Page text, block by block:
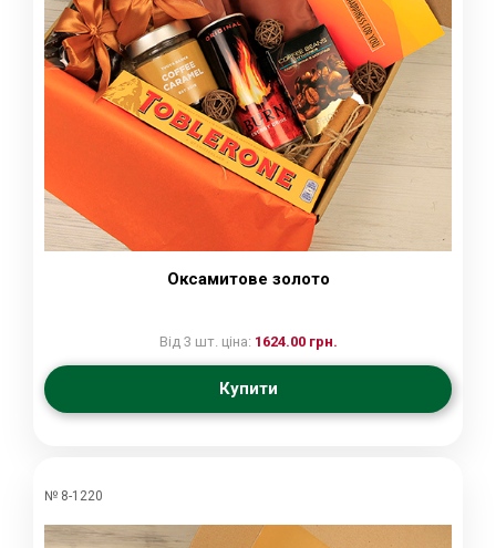
Оксамитове золото
Від 3 шт. ціна: 1624.00 грн.
Купити
№ 8-1220